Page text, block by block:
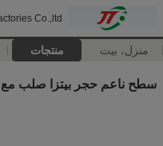
Co.,ltd
منزل، بيت منتجات
سطح ناعم حجر بيتزا صلب